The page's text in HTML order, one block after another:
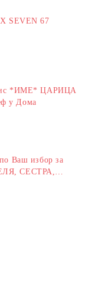
SEVEN 67
*ИМЕ* ЦАРИЦА
у Дома
Ваш избор за
СЕСТРА,